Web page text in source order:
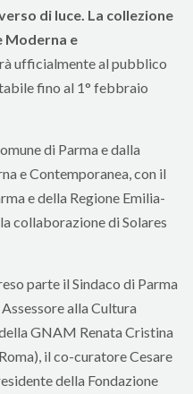
di luce. La collezione
Moderna e
ufficialmente al pubblico
fino al 1° febbraio
di Parma e dalla
e Contemporanea, con il
e della Regione Emilia-
collaborazione di Solares
parte il Sindaco di Parma
alla Cultura
GNAM Renata Cristina
il co-curatore Cesare
della Fondazione